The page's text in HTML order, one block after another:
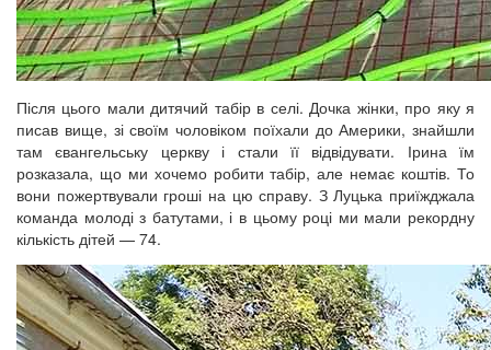
Після цього мали дитячий табір в селі. Дочка жінки, про яку я
писав вище, зі своїм чоловіком поїхали до Америки, знайшли
там євангельську церкву і стали її відвідувати. Ірина їм
розказала, що ми хочемо робити табір, але немає коштів. То
вони пожертвували гроші на цю справу. З Луцька приїжджала
команда молоді з батутами, і в цьому році ми мали рекордну
кількість дітей — 74.